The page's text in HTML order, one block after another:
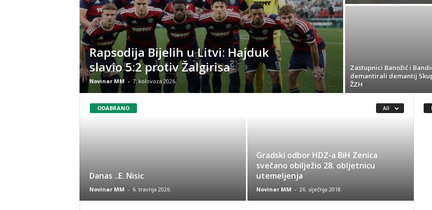
Rapsodija Bijelih u Litvi: Hajduk
slavio 5:2 protiv Žalgirisa
Novinar MM - 7. kolovoza 2026.
Zastupnici Banožić i
demantirali demantij
ŽZH
ODABRANO All
Danas ..E. Nisic
Novinar MM - 6. travnja 2026.
Gradski odbor HDZ-a BiH Zenica
svečano obilježio 28. obljetnicu
utemeljenja
Novinar MM - 26. siječnja 2018.